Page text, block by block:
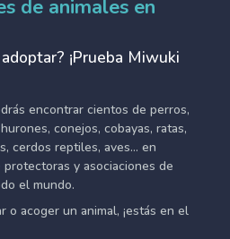
de animales en
¡Prueba Miwuki
encontrar cientos de perros,
conejos, cobayas, ratas,
cerdos reptiles, aves... en
y asociaciones de
el mundo.
o acoger un animal, ¡estás en el